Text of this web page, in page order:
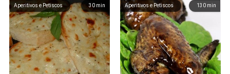
30 min
Aperitivos e Petiscos 130 min
Aperitivos e Petiscos